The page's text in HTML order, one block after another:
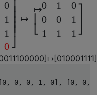
0
1
1
0
⎥
⎥
↦
↦0
0
1
1
0
1
0
1
1
0011100000] ↦[010001111]
0, 0, 1, 0], [0, 0,